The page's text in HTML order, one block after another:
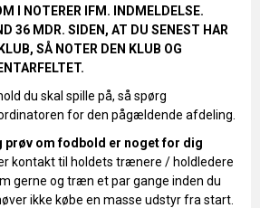
I NOTERER IFM. INDMELDELSE.
36 MDR. SIDEN, AT DU SENEST HAR
SÅ NOTER DEN KLUB OG
du skal spille på, så spørg
for den pågældende afdeling.
om fodbold er noget for dig
kontakt til holdets trænere / holdledere
gerne og træn et par gange inden du
ikke købe en masse udstyr fra start.